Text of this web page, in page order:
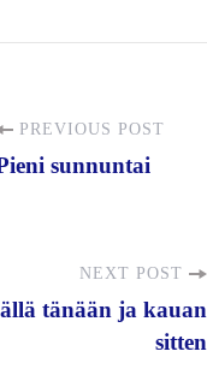
PREVIOUS POST
sunnuntai
NEXT POST
tänään ja kauan
sitten